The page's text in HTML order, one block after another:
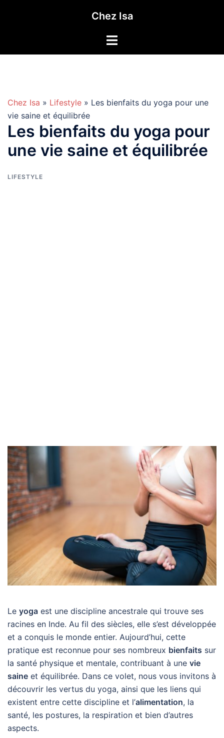
Chez Isa
Chez Isa » Lifestyle » Les bienfaits du yoga pour une
vie saine et équilibrée
Les bienfaits du yoga pour
une vie saine et équilibrée
LIFESTYLE
Le yoga est une discipline ancestrale qui trouve ses
racines en Inde. Au fil des siècles, elle s’est développée
et a conquis le monde entier. Aujourd’hui, cette
pratique est reconnue pour ses nombreux bienfaits sur
la santé physique et mentale, contribuant à une vie
saine et équilibrée. Dans ce volet, nous vous invitons à
découvrir les vertus du yoga, ainsi que les liens qui
existent entre cette discipline et l’alimentation, la
santé, les postures, la respiration et bien d’autres
aspects.